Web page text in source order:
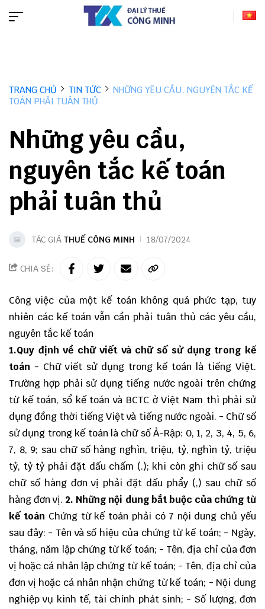
TRANG CHỦ TIN TỨC
NHỮNG YÊU CẦU, NGUYÊN TẮC KẾ
TOÁN PHẢI TUÂN THỦ
Những yêu cầu,
nguyên tắc kế toán
phải tuân thủ
TÁC GIẢ THUẾ CÔNG MINH 18/07/2024
CHIA SẺ:
Công việc của một kế toán không quá phức tạp, tuy
nhiên các kế toán vẫn cần phải tuân thủ các yêu cầu,
nguyên tắc kế toán
1.Quy định về chữ viết và chữ số sử dụng trong kế
toán - Chữ viết sử dụng trong kế toán là tiếng Việt.
Trường hợp phải sử dụng tiếng nước ngoài trên chứng
từ kế toán, sổ kế toán và BCTC ở Việt Nam thì phải sử
dụng đồng thời tiếng Việt và tiếng nước ngoài. - Chữ số
sử dụng trong kế toán là chữ số Ả-Rập: 0, 1, 2, 3, 4, 5, 6,
7, 8, 9; sau chữ số hàng nghìn, triệu, tỷ, nghìn tỷ, triệu
tỷ, tỷ tỷ phải đặt dấu chấm (.); khi còn ghi chữ số sau
chữ số hàng đơn vị phải đặt dấu phẩy (,) sau chữ số
hàng đơn vị. 2. Những nội dung bắt buộc của chứng từ
kế toánChứng từ kế toán phải có 7 nội dung chủ yếu
sau đây: - Tên và số hiệu của chứng từ kế toán; - Ngày,
tháng, năm lập chứng từ kế toán; - Tên, địa chỉ của đơn
vị hoặc cá nhân lập chứng từ kế toán; - Tên, địa chỉ của
đơn vị hoặc cá nhân nhận chứng từ kế toán; - Nội dung
nghiệp vụ kinh tế, tài chính phát sinh; - Số lượng, đơn